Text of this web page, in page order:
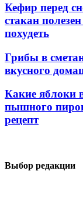
Кефир перед
стакан
похудеть
Грибы в
вкусного
Какие яблоки
пышного
рецепт
Выбор редакции